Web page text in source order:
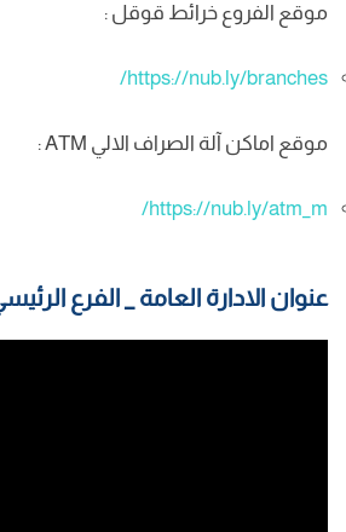
موقع الفروع خرائط قوقل :
https://nub.ly/branches/
موقع اماكن آلة الصراف الالي ATM :
https://nub.ly/atm_m/
عنوان الادارة العامة _ الفرع